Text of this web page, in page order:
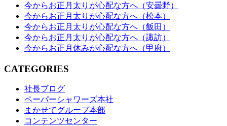
今からお正月太りが心配な方へ（安曇野）
今からお正月太りが心配な方へ（松本）
今からお正月太りが心配な方へ（飯田）
今からお正月太りが心配な方へ（諏訪）
今からお正月休みが心配な方へ（甲府）
CATEGORIES
社長ブログ
ペーパーシャワーズ本社
まかせてグループ本部
コンテンツセンター